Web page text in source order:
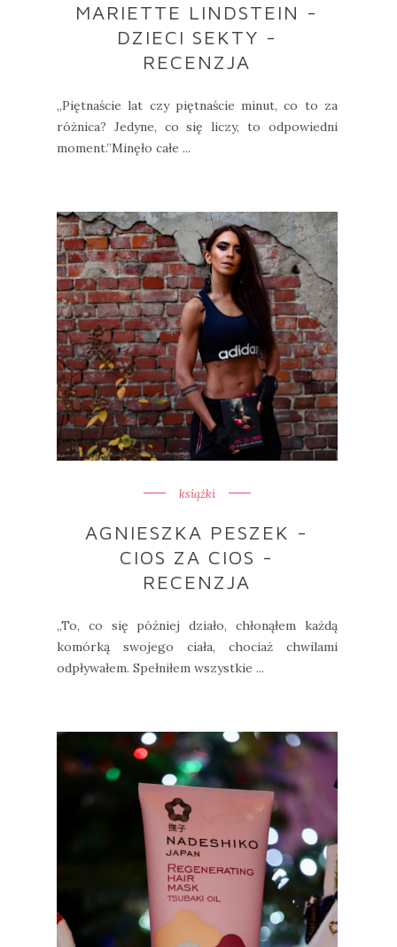
MARIETTE LINDSTEIN -
DZIECI SEKTY -
RECENZJA
„Piętnaście lat czy piętnaście minut, co to za
różnica? Jedyne, co się liczy, to odpowiedni
moment.”Minęło całe ...
książki
AGNIESZKA PESZEK -
CIOS ZA CIOS -
RECENZJA
„To, co się później działo, chłonąłem każdą
komórką swojego ciała, chociaż chwilami
odpływałem. Spełniłem wszystkie ...